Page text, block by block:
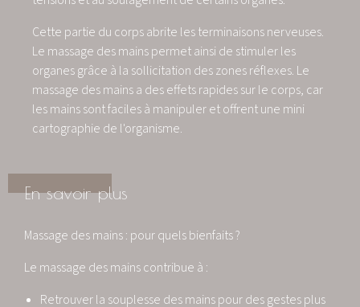
Cette partie du corps abrite les terminaisons nerveuses.
Le massage des mains permet ainsi de stimuler les
organes grâce à la sollicitation des zones réflexes. Le
massage des mains a des effets rapides sur le corps, car
les mains sont faciles à manipuler et offrent une mini
cartographie de l'organisme.
En savoir plus
Massage des mains : pour quels bienfaits ?
Le massage des mains contribue à :
Retrouver la souplesse des mains pour des gestes plus